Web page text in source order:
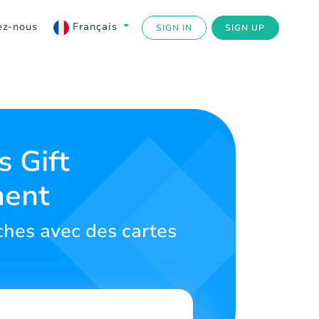
nous Français SIGN IN SIGN UP
Gift
avec des cartes